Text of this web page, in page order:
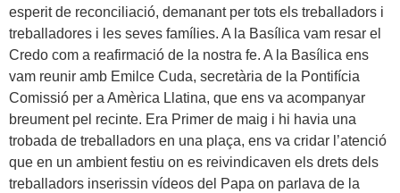
esperit de reconciliació, demanant per tots els treballadors i
treballadores i les seves famílies. A la Basílica vam resar el
Credo com a reafirmació de la nostra fe. A la Basílica ens
vam reunir amb Emilce Cuda, secretària de la Pontifícia
Comissió per a Amèrica Llatina, que ens va acompanyar
breument pel recinte. Era Primer de maig i hi havia una
trobada de treballadors en una plaça, ens va cridar l’atenció
que en un ambient festiu on es reivindicaven els drets dels
treballadors inserissin vídeos del Papa on parlava de la